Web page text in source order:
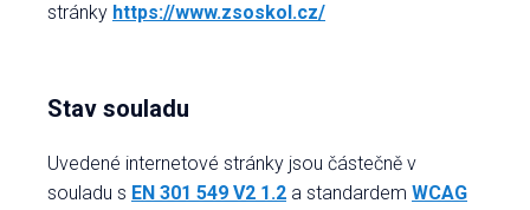
stránky https://www.zsoskol.cz/
Stav souladu
Uvedené internetové stránky jsou částečně v
souladu s EN 301 549 V2 1.2 a standardem WCAG